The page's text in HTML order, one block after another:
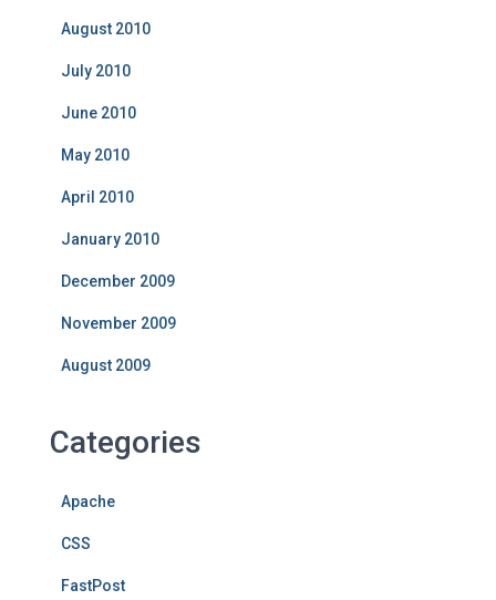
August 2010
July 2010
June 2010
May 2010
April 2010
January 2010
December 2009
November 2009
August 2009
Categories
Apache
CSS
FastPost